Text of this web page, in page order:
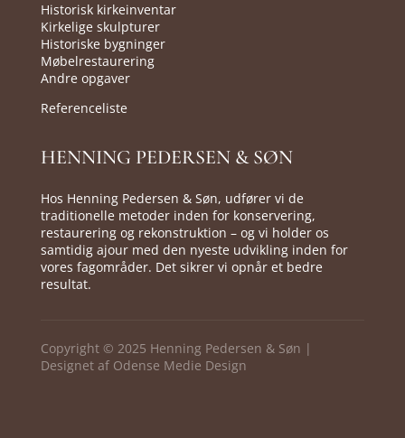
Historisk kirkeinventar
Kirkelige skulpturer
Historiske bygninger
Møbelrestaurering
Andre opgaver
Referenceliste
HENNING PEDERSEN & SØN
Hos Henning Pedersen & Søn, udfører vi de
traditionelle metoder inden for konservering,
restaurering og rekonstruktion – og vi holder os
samtidig ajour med den nyeste udvikling inden for
vores fagområder. Det sikrer vi opnår et bedre
resultat.
Copyright © 2025 Henning Pedersen & Søn |
Designet af Odense Medie Design